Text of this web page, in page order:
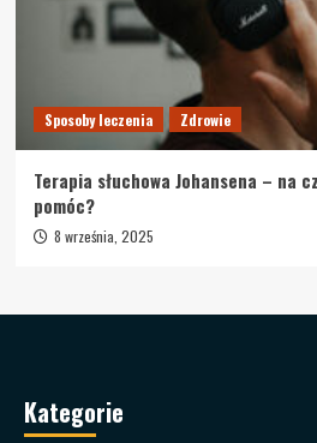
Sposoby leczenia Zdrowie
Terapia słuchowa Johansena – na
pomóc?
8 września, 2025
Kategorie